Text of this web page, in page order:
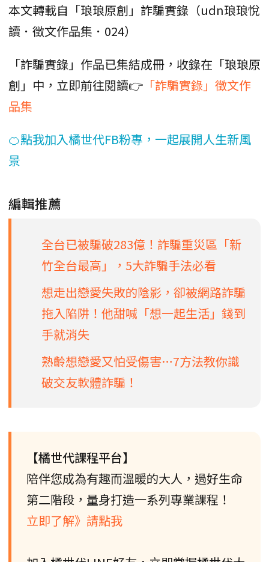
本文轉載自「琅琅原創」詐騙實錄（udn琅琅悅
讀．徵文作品集．024）
「詐騙實錄」作品已集結成冊，收錄在「琅琅原
創」中，立即前往閱讀👉 「詐騙實錄」徵文作
品集
🍊點我加入橘世代FB粉專，一起展開人生新風
景
編輯推薦
全台已被騙破283億！詐騙重災區「新
竹全台最高」，5大詐騙手法必看
想走出戀愛失敗的陰影，卻被網路詐騙
拖入陷阱！他甜喊「想一起生活」錢到
手就消失
熟齡想戀愛又怕受傷害…7方法教你識
破交友軟體詐騙！
【橘世代課程平台】
陪伴您成為有趣而溫暖的大人，過好生命
第二階段，量身打造一系列專業課程！
立即了解》請點我